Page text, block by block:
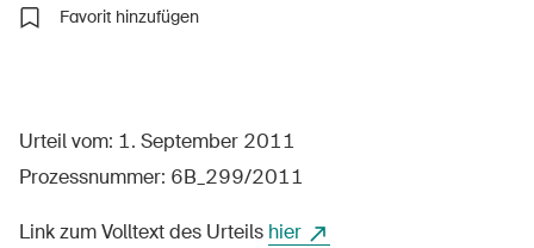
In der Schule
Über die BFU
Favorit hinzufügen
Urteil vom: 1. September 2011
Prozessnummer: 6B_299/2011
Link zum Volltext des Urteils hier